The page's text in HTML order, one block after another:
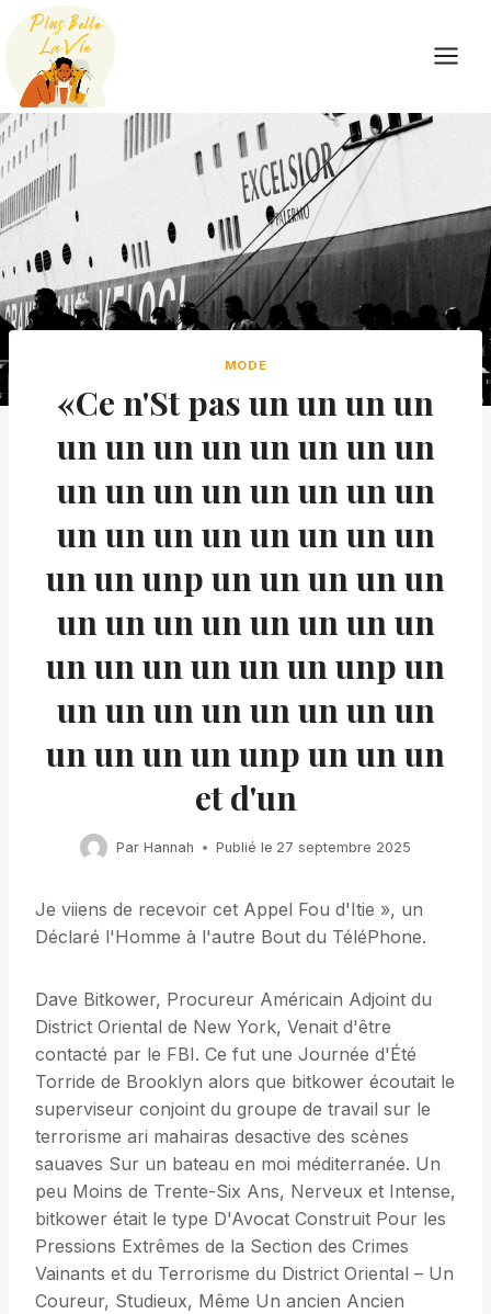
Skip
content
MODE
«Ce n'St pas un un un un
un un un un un un un un
un un un un un un un un
un un un un un un un un
un un unp un un un un un
un un un un un un un un
un un un un un un unp un
un un un un un un un un
un un un un unp un un un
et d'un
Par Hannah Publié le 27 septembre 2025
Je viiens de recevoir cet Appel Fou d'Itie », un
Déclaré l'Homme à l'autre Bout du TéléPhone.
Dave Bitkower, Procureur Américain Adjoint du
District Oriental de New York, Venait d'être
contacté par le FBI. Ce fut une Journée d'Été
Torride de Brooklyn alors que bitkower écoutait le
superviseur conjoint du groupe de travail sur le
terrorisme ari mahairas desactive des scènes
sauaves Sur un bateau en moi méditerranée. Un
peu Moins de Trente-Six Ans, Nerveux et Intense,
bitkower était le type D'Avocat Construit Pour les
Pressions Extrêmes de la Section des Crimes
Vainants et du Terrorisme du District Oriental – Un
Coureur, Studieux, Même Un ancien Ancien